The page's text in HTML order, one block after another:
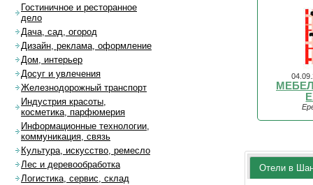
Отели в
Гостиничное и ресторанное
дело
Дача, сад, огород
Дизайн, реклама, оформление
Дом, интерьер
Досуг и увлечения
Железнодорожный транспорт
Индустрия красоты,
косметика, парфюмерия
Информационные технологии,
коммуникация, связь
Культура, искусство, ремесло
Лес и деревообработка
Логистика, сервис, склад